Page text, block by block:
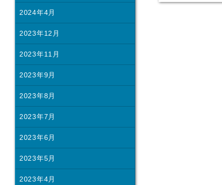
2024年4月
2023年12月
2023年11月
2023年9月
2023年8月
2023年7月
2023年6月
2023年5月
2023年4月